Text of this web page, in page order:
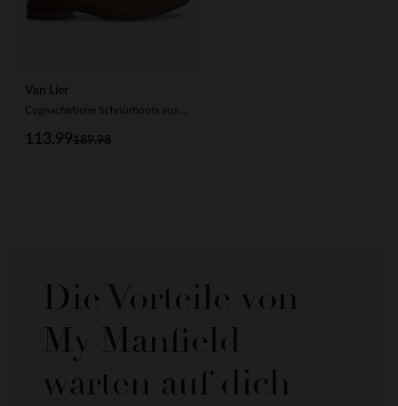
Van Lier
189.98
113.99
Die Vorteile von
My Manfield
warten auf dich